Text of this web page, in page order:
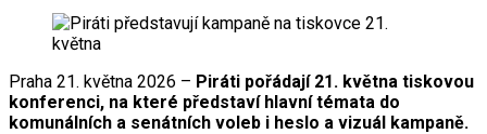
Praha 21. května 2026 – Piráti pořádají 21. května tiskovou
konferenci, na které představí hlavní témata do
komunálních a senátních voleb i heslo a vizuál kampaně.